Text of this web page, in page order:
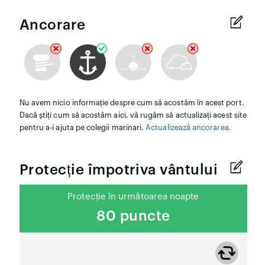
Ancorare
Nu avem nicio informație despre cum să acostăm în acest port.
Dacă știți cum să acostăm aici, vă rugăm să actualizați acest site
pentru a-i ajuta pe colegii marinari. Actualizează ancorarea.
Protecție împotriva vântului
Protecție în următoarea noapte
80 puncte